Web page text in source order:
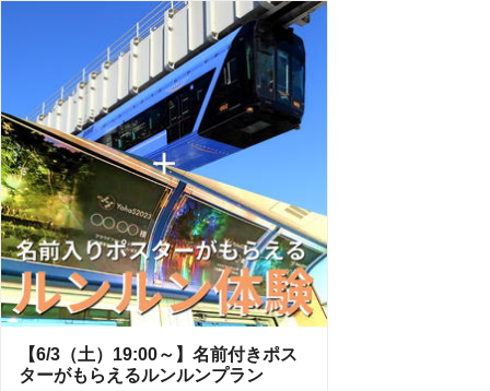
【6/3（土）19:00～】名前付きポス
ターがもらえるルンルンプラン